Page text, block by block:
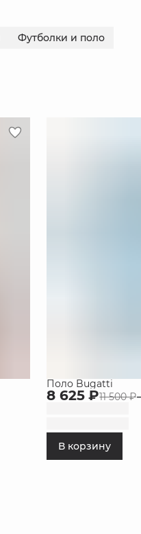
Футболки и поло
Поло Bugatti
8 625 ₽11 500 ₽−
В корзину